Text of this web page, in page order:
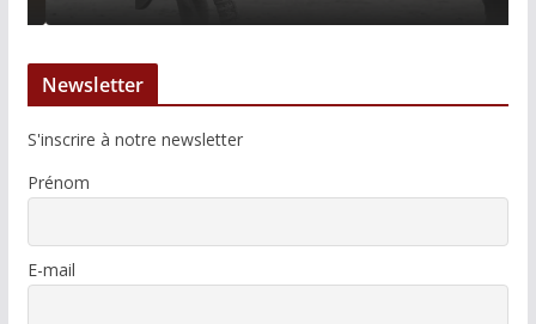
Newsletter
S'inscrire à notre newsletter
Prénom
E-mail